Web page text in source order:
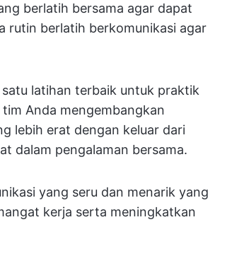
berlatih bersama agar dapat
rutin berlatih berkomunikasi agar
latihan terbaik untuk praktik
Anda mengembangkan
lebih erat dengan keluar dari
dalam pengalaman bersama.
yang seru dan menarik yang
kerja serta meningkatkan